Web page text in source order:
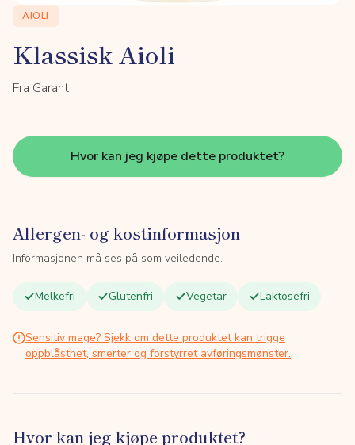
AIOLI
Klassisk Aioli
Fra Garant
Hvor kan jeg kjøpe dette produktet?
Allergen- og kostinformasjon
Informasjonen må ses på som veiledende.
Melkefri Glutenfri Vegetar Laktosefri
Sensitiv mage? Sjekk om dette produktet kan trigge
oppblåsthet, smerter og forstyrret avføringsmønster.
Hvor kan jeg kjøpe produktet?